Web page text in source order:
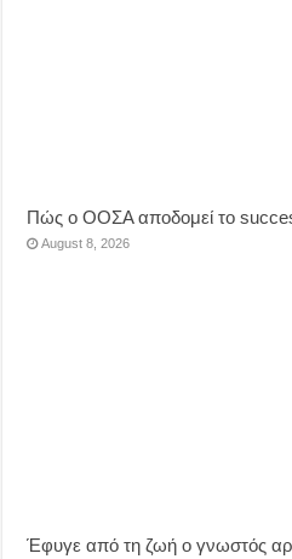
Πώς ο ΟΟΣΑ αποδομεί το
August 8, 2026
Έφυγε από τη ζωή ο γνωστός